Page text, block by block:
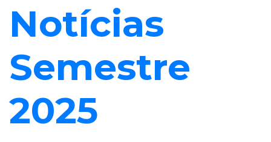
Notícias
Semestre
2025